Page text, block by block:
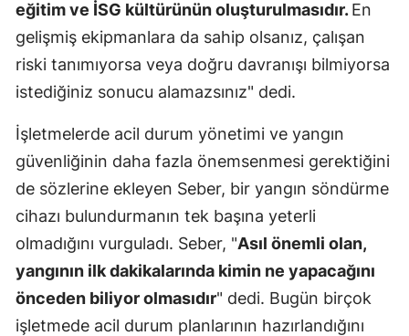
eğitim ve İSG kültürünün oluşturulmasıdır.En
gelişmiş ekipmanlara da sahip olsanız, çalışan
riski tanımıyorsa veya doğru davranışı bilmiyorsa
istediğiniz sonucu alamazsınız" dedi.
İşletmelerde acil durum yönetimi ve yangın
güvenliğinin daha fazla önemsenmesi gerektiğini
de sözlerine ekleyen Seber, bir yangın söndürme
cihazı bulundurmanın tek başına yeterli
olmadığını vurguladı. Seber, "Asıl önemli olan,
yangının ilk dakikalarında kimin ne yapacağını
önceden biliyor olmasıdır" dedi. Bugün birçok
işletmede acil durum planlarının hazırlandığını